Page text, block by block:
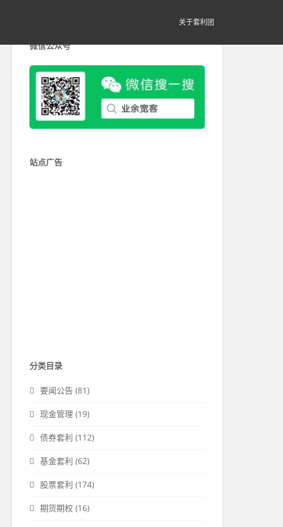
关于套利团
微信公众号
站点广告
分类目录
要闻公告 (81)
现金管理 (19)
债券套利 (112)
基金套利 (62)
股票套利 (174)
期货期权 (16)